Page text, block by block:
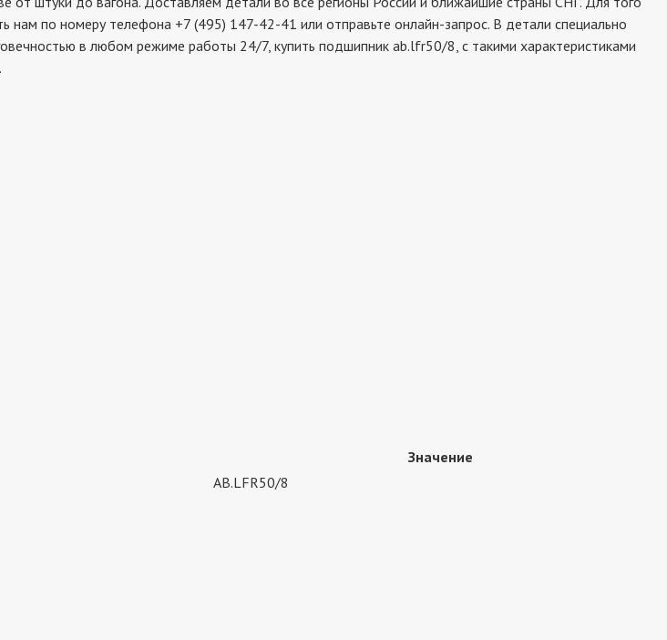
по номеру телефона +7 (495) 147-42-41 или отправьте онлайн-запрос. В детали специально
в любом режиме работы 24/7, купить подшипник ab.lfr50/8, с такими характеристиками
Значение
AB.LFR50/8